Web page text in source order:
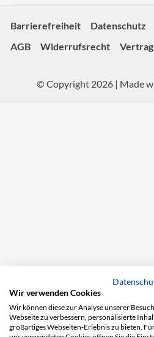
Barrierefreiheit Datenschutz
AGB
Widerrufsrecht
© Copyright 2026 | Made
Wir verwenden Cookies
Wir können diese zur Analyse unserer
Webseite zu verbessern, personalisierte
großartiges Webseiten-Erlebnis zu bieten.